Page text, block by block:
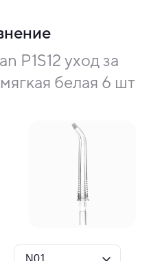
P1S12 уход за
белая 6 шт